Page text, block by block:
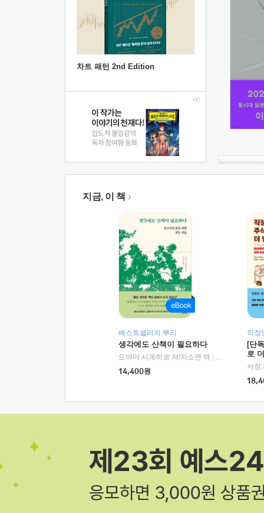
차트 패턴 2nd Edition
지금, 이 책
베스트셀러의 뿌리
생각에도 산책이 필요하다
도야마 시게히코 저/지소연 역
알에이치코리
14,400원
직장
[단
로